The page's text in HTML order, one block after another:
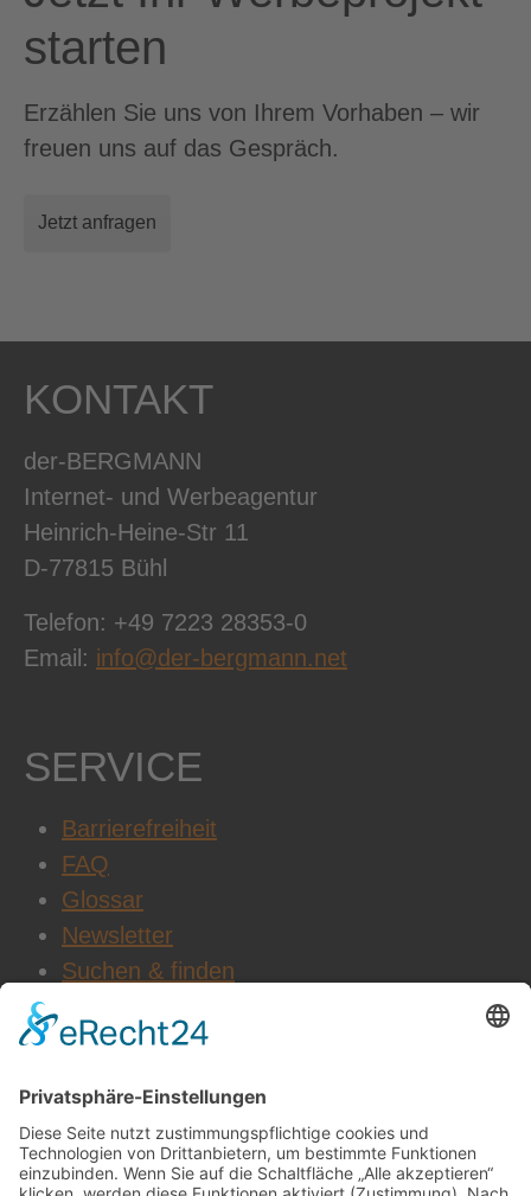
starten
Erzählen Sie uns von Ihrem Vorhaben – wir
freuen uns auf das Gespräch.
Jetzt anfragen
KONTAKT
der-BERGMANN
Internet- und Werbeagentur
Heinrich-Heine-Str 11
D-77815 Bühl
Telefon: +49 7223 28353-0
Email: info@der-bergmann.net
SERVICE
Barrierefreiheit
FAQ
Glossar
Newsletter
Suchen & finden
WEITERE INFOS
Datenschutz
Impressum